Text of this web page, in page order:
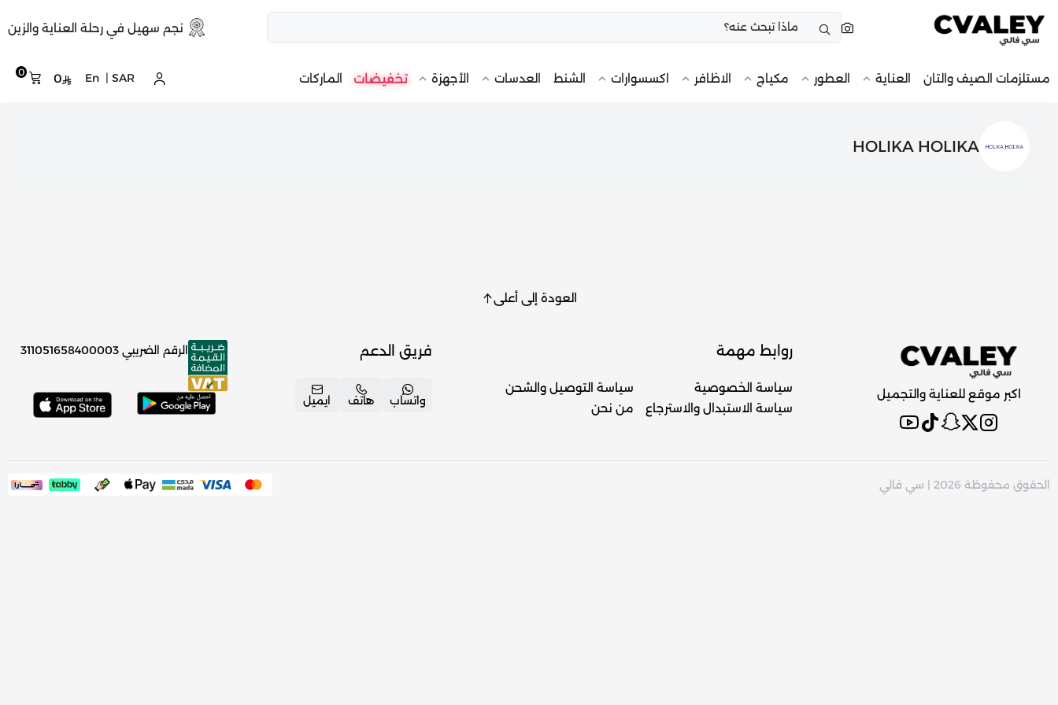
نجم سهيل في رحلة العناية والزين
مستلزمات الصيف والتان العناية العطور مكياج الاظافر اكسسوارات الشنط العدسات الأجهزة تخفيضات الماركات 0 0 En SAR
HOLIKA HOLIKA
العودة إلى أعلى
اكبر موقع للعناية والتجميل
روابط مهمة
سياسة الخصوصية
سياسة الاستبدال والاسترجاع
سياسة التوصيل والشحن
من نحن
فريق الدعم
واتساب هاتف ايميل
الرقم الضريبي 311051658400003
الحقوق محفوظة 2026 | سي فالي